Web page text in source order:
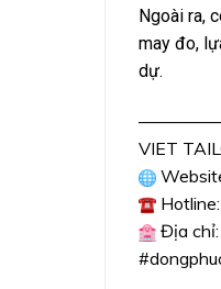
Ngoài ra,
may đo,
dự.
VIET
Địa